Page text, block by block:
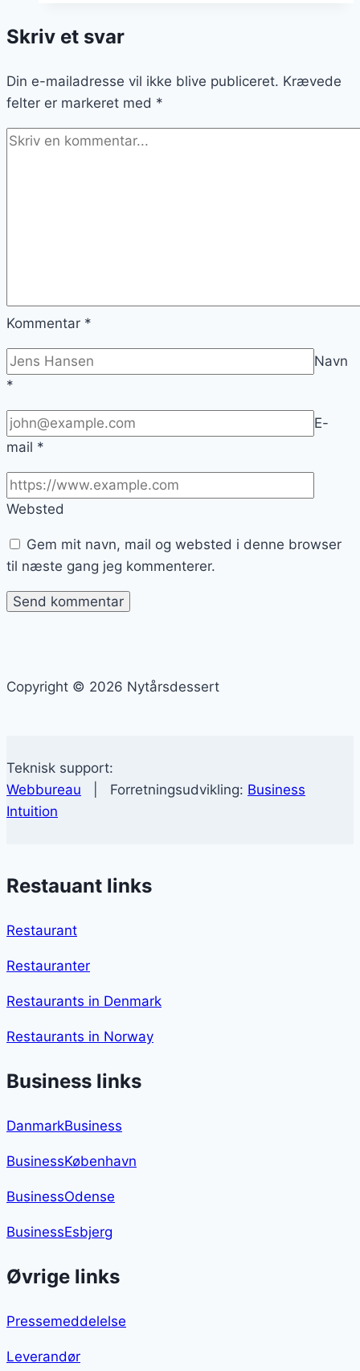
friske
Skriv et svar
Din e-mailadresse vil ikke blive publiceret. Krævede
felter er markeret med *
Kommentar *
Navn
*
E-
mail *
Websted
Gem mit navn, mail og websted i denne browser
til næste gang jeg kommenterer.
Copyright © 2026 Nytårsdessert
Teknisk support:
Webbureau | Forretningsudvikling: Business
Intuition
Restauant links
Restaurant
Restauranter
Restaurants in Denmark
Restaurants in Norway
Business links
DanmarkBusiness
BusinessKøbenhavn
BusinessOdense
BusinessEsbjerg
Øvrige links
Pressemeddelelse
Leverandør